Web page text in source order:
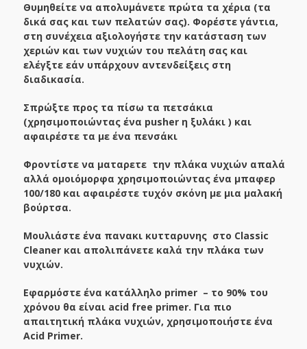
Θυμηθείτε να απολυμάνετε πρώτα τα χέρια (τα
δικά σας και των πελατών σας). Φορέστε γάντια,
στη συνέχεια αξιολογήστε την κατάσταση των
χεριών και των νυχιών του πελάτη σας και
ελέγξτε εάν υπάρχουν αντενδείξεις στη
διαδικασία.
Σπρώξτε προς τα πίσω τα πετσάκια
(χρησιμοποιώντας ένα pusher η ξυλάκι ) και
αφαιρέστε τα με ένα πενσάκι
Φροντίστε να ματαρετε την πλάκα νυχιών απαλά
αλλά ομοιόμορφα χρησιμοποιώντας ένα μπαφερ
100/180 και αφαιρέστε τυχόν σκόνη με μια μαλακή
βούρτσα.
Μουλιάστε ένα πανακι κυτταρυνης στο Classic
Cleaner και απολιπάνετε καλά την πλάκα των
νυχιών.
Εφαρμόστε ένα κατάλληλο primer– το 90% του
χρόνου θα είναι acid free primer. Για πιο
απαιτητική πλάκα νυχιών, χρησιμοποιήστε ένα
Acid Primer.